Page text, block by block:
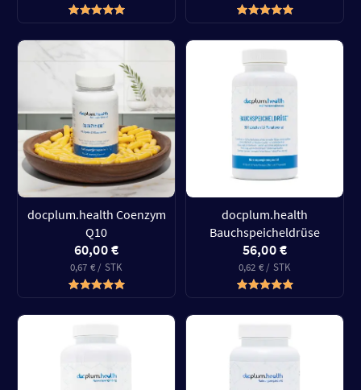
docplum.health Coenzym
Q10
60,00 €
0,67 € / STK
docplum.health
Bauchspeicheldrüse
56,00 €
0,62 € / STK